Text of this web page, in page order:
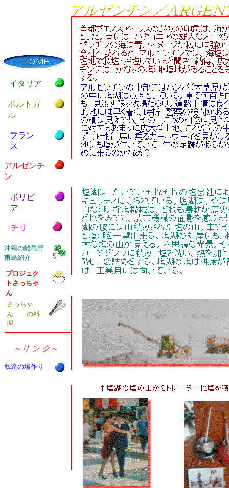
イタリア
ポルトガ
ル
フラン
ス
アルゼンチ
ン
ボリビ
ア
チリ
沖縄の離島野
甫島紹介
プロジェク
トさっちゃ
ん
さっちゃ
ん の料
理
～リ ン ク～
私達の塩作り